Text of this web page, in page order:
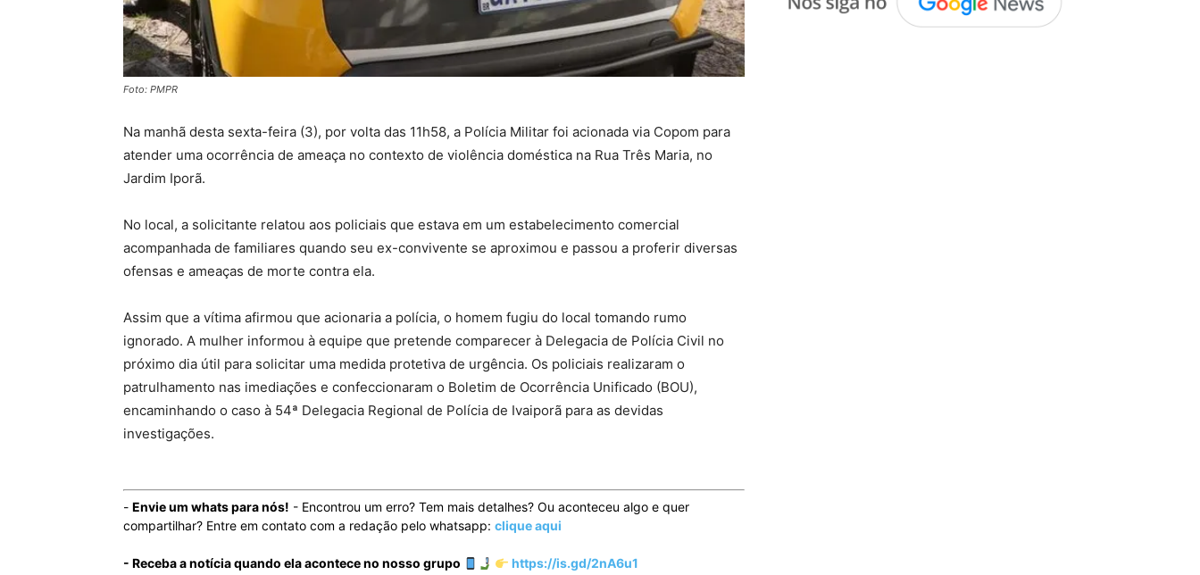
Foto: PMPR
Na manhã desta sexta-feira (3), por volta das 11h58, a Polícia Militar foi acionada via Copom para
atender uma ocorrência de ameaça no contexto de violência doméstica na Rua Três Maria, no
Jardim Iporã.
No local, a solicitante relatou aos policiais que estava em um estabelecimento comercial
acompanhada de familiares quando seu ex-convivente se aproximou e passou a proferir diversas
ofensas e ameaças de morte contra ela.
Assim que a vítima afirmou que acionaria a polícia, o homem fugiu do local tomando rumo
ignorado. A mulher informou à equipe que pretende comparecer à Delegacia de Polícia Civil no
próximo dia útil para solicitar uma medida protetiva de urgência. Os policiais realizaram o
patrulhamento nas imediações e confeccionaram o Boletim de Ocorrência Unificado (BOU),
encaminhando o caso à 54ª Delegacia Regional de Polícia de Ivaiporã para as devidas
investigações.
- Envie um whats para nós! - Encontrou um erro? Tem mais detalhes? Ou aconteceu algo e quer
compartilhar? Entre em contato com a redação pelo whatsapp: clique aqui
- Receba a notícia quando ela acontece no nosso grupo https://is.gd/2nA6u1